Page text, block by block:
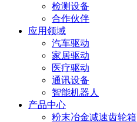
检测设备
合作伙伴
应用领域
汽车驱动
家居驱动
医疗驱动
通讯设备
智能机器人
产品中心
粉末冶金减速齿轮箱